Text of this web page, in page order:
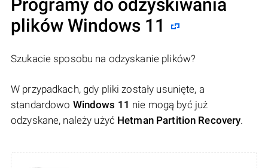
Programy do odzyskiwania
plików Windows 11
Szukacie sposobu na odzyskanie plików?
W przypadkach, gdy pliki zostały usunięte, a
standardowo Windows 11 nie mogą być już
odzyskane, należy użyć Hetman Partition Recovery.